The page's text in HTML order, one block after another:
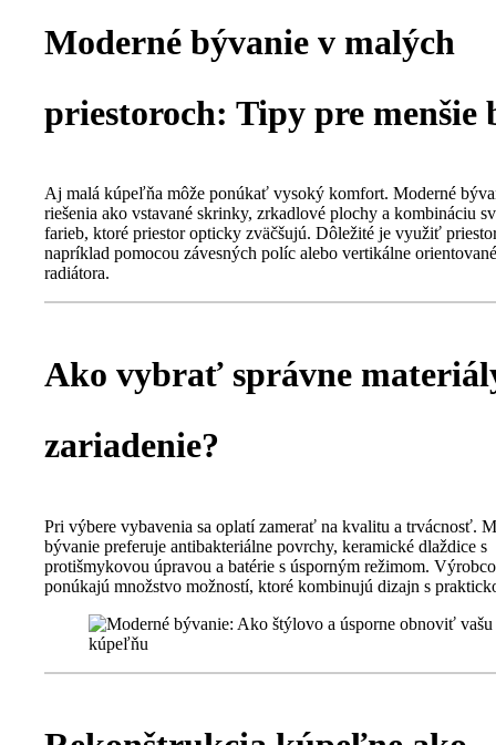
Moderné bývanie v malých
priestoroch: Tipy pre menšie
Aj malá kúpeľňa môže ponúkať vysoký komfort. Moderné
riešenia ako vstavané skrinky, zrkadlové plochy a kombináciu
farieb, ktoré priestor opticky zväčšujú. Dôležité je využiť
napríklad pomocou závesných políc alebo vertikálne
radiátora.
Ako vybrať správne
zariadenie?
Pri výbere vybavenia sa oplatí zamerať na kvalitu a trvácnosť.
bývanie preferuje antibakteriálne povrchy, keramické dlaždice s
protišmykovou úpravou a batérie s úsporným režimom.
ponúkajú množstvo možností, ktoré kombinujú dizajn s